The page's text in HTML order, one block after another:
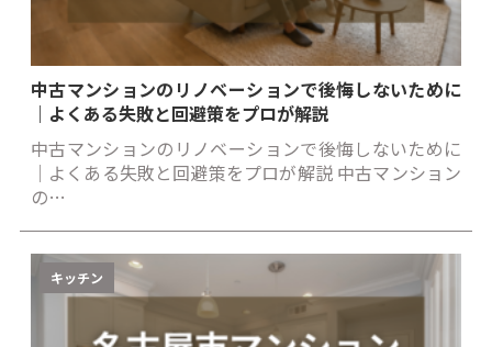
中古マンションのリノベーションで後悔しないために
｜よくある失敗と回避策をプロが解説
中古マンションのリノベーションで後悔しないために
｜よくある失敗と回避策をプロが解説 中古マンション
の…
キッチン